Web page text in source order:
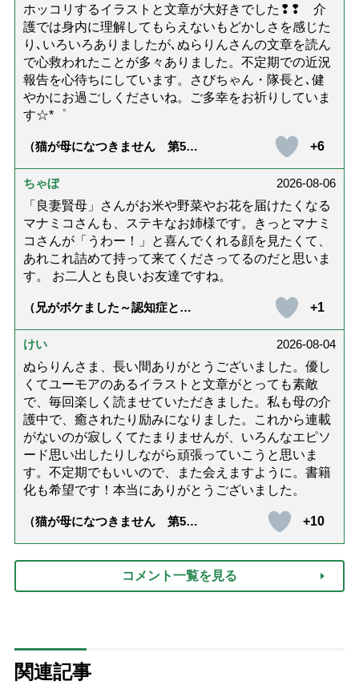
ホッコリするイラストと文章が大好きでした❢❢ 介
護では身内に理解してもらえないもどかしさを感じた
り､いろいろありましたが､ぬらりんさんの文章を読ん
で心救われたことが多々ありました。不定期での近況
報告を心待ちにしています。さびちゃん・隊長と､健
やかにお過ごしくださいね。ご多幸をお祈りしていま
す☆*゜
（猫が母になつきません 第500
+6
ちゃぼ
2026-08-06
「良妻賢母」さんがお米や野菜やお花を届けたくなる
マナミコさんも、ステキなお姉様です。きっとマナミ
コさんが「うわー！」と喜んでくれる顔を見たくて、
あれこれ詰めて持って来てくださってるのだと思いま
す。 お二人とも良いお友達ですね。
（兄がボケました～認知症と介
達』が届きました」）
+1
けい
2026-08-04
ぬらりんさま、長い間ありがとうございました。優し
くてユーモアのあるイラストと文章がとっても素敵
で、毎回楽しく読ませていただきました。私も母の介
護中で、癒されたり励みになりました。これから連載
がないのが寂しくてたまりませんが、いろんなエピソ
ード思い出したりしながら頑張っていこうと思いま
す。不定期でもいいので、また会えますように。書籍
化も希望です！本当にありがとうございました。
（猫が母になつきません 第500
+10
コメント一覧を見る
関連記事